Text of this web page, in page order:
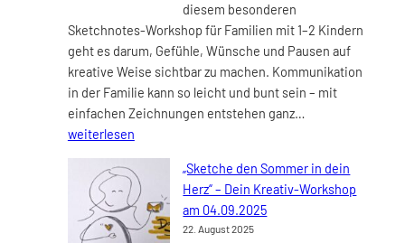
am
diesem besonderen
Sketchnotes-Workshop für Familien mit 1–2 Kindern
geht es darum, Gefühle, Wünsche und Pausen auf
kreative Weise sichtbar zu machen. Kommunikation
in der Familie kann so leicht und bunt sein – mit
einfachen Zeichnungen entstehen ganz…
für
Familien
weiterlesen
„Sketche den Sommer in dein
Herz“ – Dein Kreativ-Workshop
am 04.09.2025
22. August 2025